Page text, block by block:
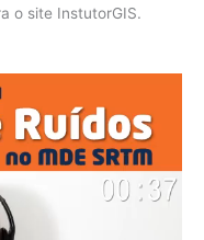
o site InstutorGIS.